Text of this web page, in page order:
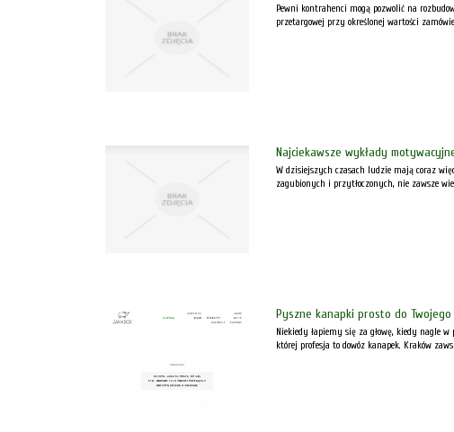
Pewni kontrahenci mogą pozwolić na
przetargowej przy określonej wartości
Najciekawsze wykłady
W dzisiejszych czasach ludzie mają coraz
zagubionych i przytłoczonych, nie zawsze
Pyszne kanapki prosto do
Niekiedy łapiemy się za głowę, kiedy nagle
której profesja to dowóz kanapek. Kraków